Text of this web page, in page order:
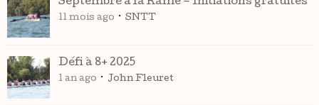
11 mois ago SNTT
Défi à 8+ 2025
1 an ago John Fleuret